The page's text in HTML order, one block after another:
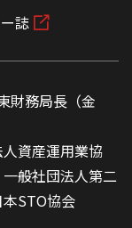
誌
財務局長（金
資産運用業協
般社団法人第二
STO協会